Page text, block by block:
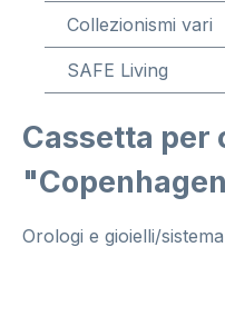
Collezionismi vari
SAFE Living
Cassetta per
Orologi e gioielli/